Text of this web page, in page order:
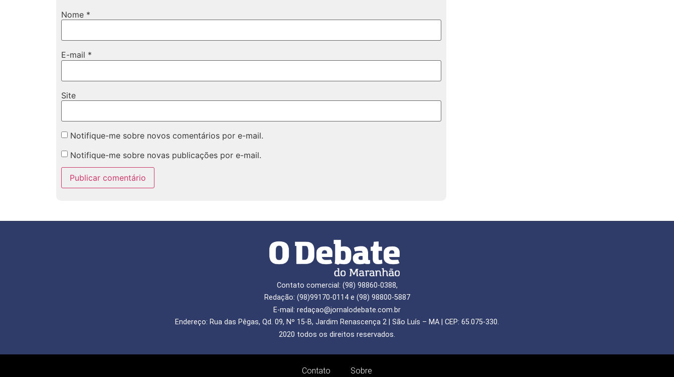
Nome *
E-mail *
Site
Notifique-me sobre novos comentários por e-mail.
Notifique-me sobre novas publicações por e-mail.
Contato comercial: (98) 98860-0388,
Redação: (98)99170-0114 e (98) 98800-5887
E-mail: redaçao@jornalodebate.com.br
Endereço: Rua das Pêgas, Qd. 09, Nº 15-B, Jardim Renascença 2 | São Luís – MA | CEP: 65.075-330.
2020 todos os direitos reservados.
Contato Sobre